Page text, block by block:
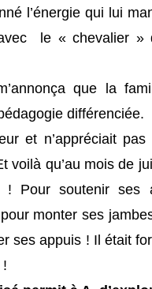
l’énergie qui lui
le « chevalier
que la
différenciée.
et n’appréciait
voilà qu’au mois de
! Pour soutenir
monter ses
ses appuis ! Il était
!